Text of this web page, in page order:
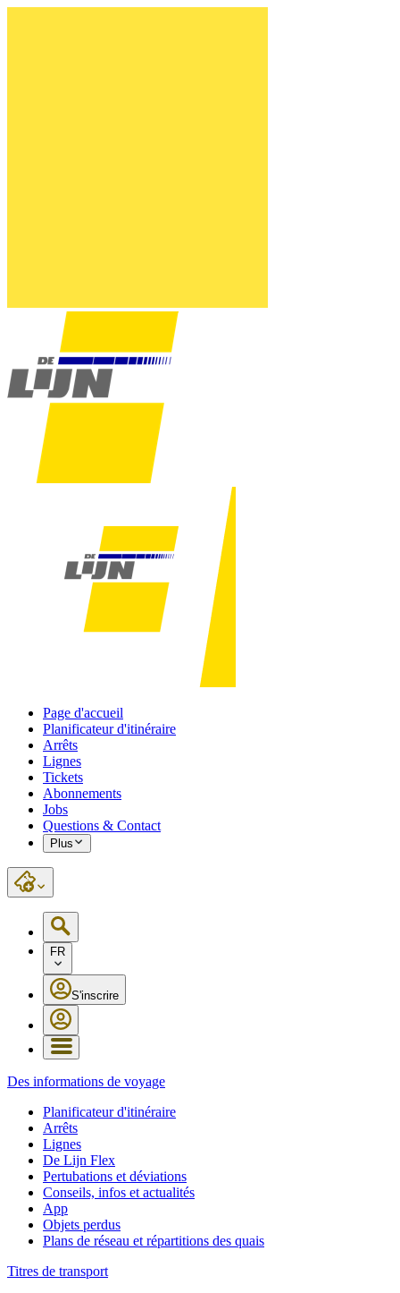
Page d'accueil
Planificateur d'itinéraire
Arrêts
Lignes
Tickets
Abonnements
Jobs
Questions & Contact
Plus
FR
S'inscrire
Des informations de voyage
Planificateur d'itinéraire
Arrêts
Lignes
De Lijn Flex
Pertubations et déviations
Conseils, infos et actualités
App
Objets perdus
Plans de réseau et répartitions des quais
Titres de transport